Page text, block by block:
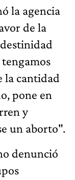
la agencia
de la
tengamos
la cantidad
pone en
y
un aborto".
denunció